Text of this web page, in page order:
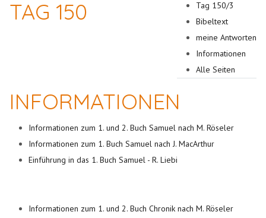
Tag 150/3
Bibeltext
meine Antworten
Informationen
Alle Seiten
TAG 150
INFORMATIONEN
Informationen zum 1. und 2. Buch Samuel nach M. Röseler
Informationen zum 1. Buch Samuel nach J. MacArthur
Einführung in das 1. Buch Samuel - R. Liebi
Informationen zum 1. und 2. Buch Chronik nach M. Röseler